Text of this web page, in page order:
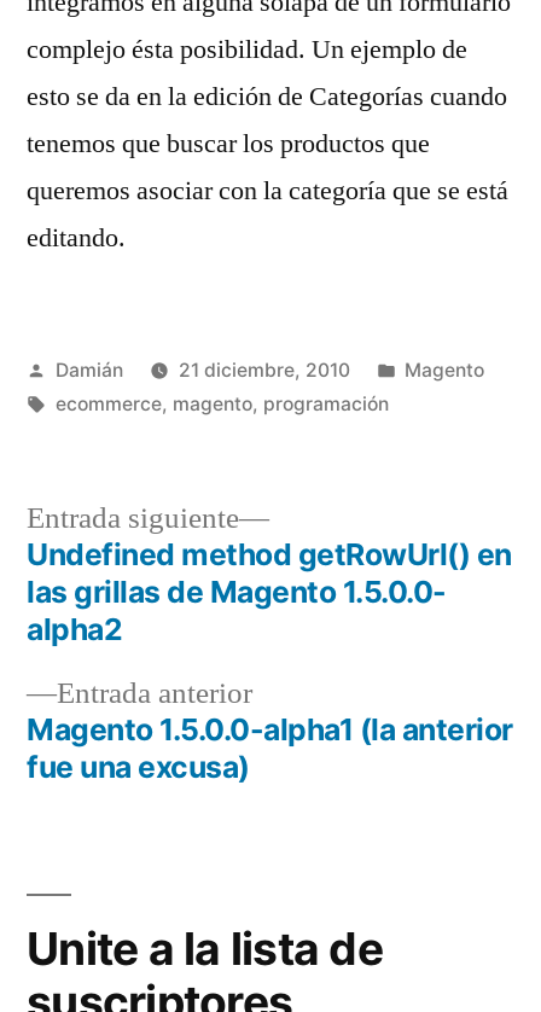
complejo ésta posibilidad. Un ejemplo de
esto se da en la edición de Categorías cuando
tenemos que buscar los productos que
queremos asociar con la categoría que se está
editando.
Publicado
por
Damián 21 diciembre, 2010
Publicado
Magento
Etiquetas:
ecommerce, magento, programación
Navegación
de
entradas
Entrada anteriorEntrada
anterior:
Magento 1.5.0.0-alpha1 (la anterior
fue una excusa)
Entrada siguiente
Entrada
siguiente:
Undefined method getRowUrl() en
las grillas de Magento 1.5.0.0-
alpha2
Unite a la lista de
suscriptores